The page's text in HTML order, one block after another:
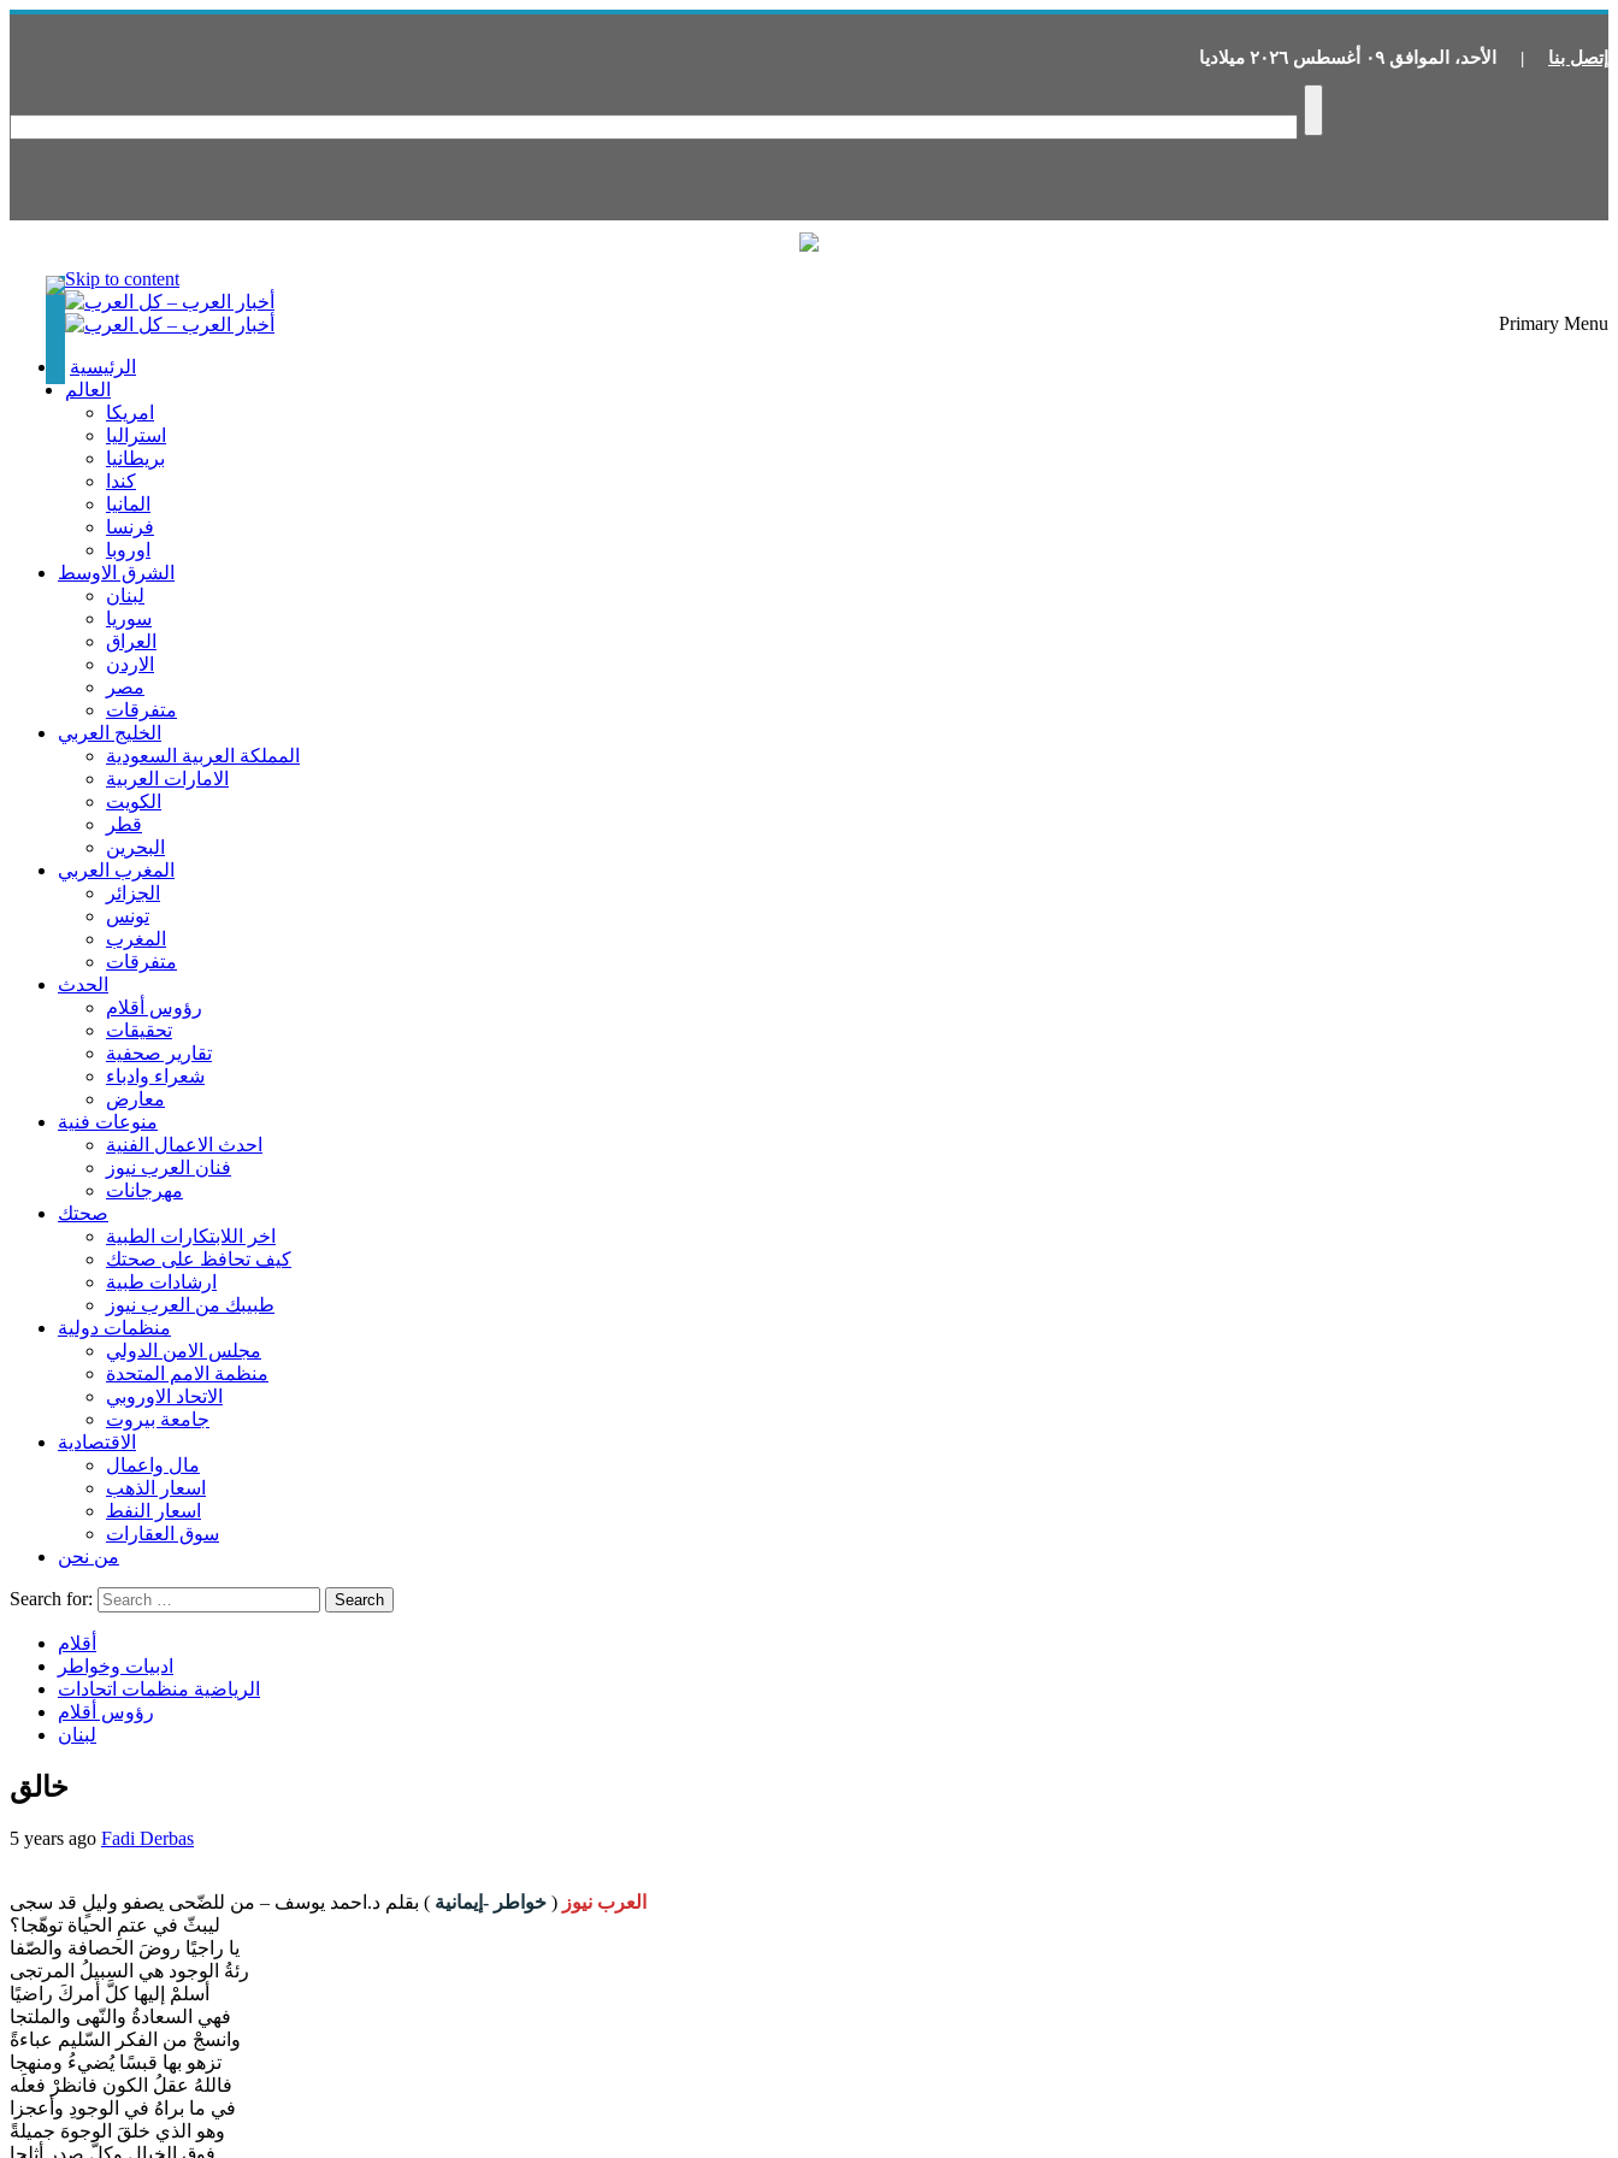
إتصل بنا | الأحد، الموافق ٠٩ أغسطس ٢٠٢٦ ميلاديا
Skip to content
Primary Menu
الرئيسية
العالم
امريكا
استراليا
بريطانيا
كندا
المانيا
فرنسا
اوروبا
الشرق الاوسط
لبنان
سوريا
العراق
الاردن
مصر
متفرقات
الخليج العربي
المملكة العربية السعودية
الامارات العربية
الكويت
قطر
البحرين
المغرب العربي
الجزائر
تونس
المغرب
متفرقات
الحدث
رؤوس أقلام
تحقيقات
تقارير صحفية
شعراء وادباء
معارض
منوعات فنية
احدث الاعمال الفنية
فنان العرب نيوز
مهرجانات
صحتك
اخر اللابتكارات الطبية
كيف تحافظ على صحتك
ارشادات طبية
طبيبك من العرب نيوز
منظمات دولية
مجلس الامن الدولي
منظمة الامم المتحدة
الاتحاد الاوروبي
جامعة بيروت
الاقتصادية
مال واعمال
اسعار الذهب
اسعار النفط
سوق العقارات
من نحن
Search for:
أقلام
ادبيات وخواطر
الرياضية منظمات اتحادات
رؤوس أقلام
لبنان
خالق
5 years ago Fadi Derbas
العرب نيوز ( خواطر -إيمانية ) بقلم د.احمد يوسف – من للضّحى يصفو وليلٍ قد سجى
ليبثّ في عتمِ الحياة توهّجا؟
يا راجيًا روضَ الحصافة والصّفا
رئةُ الوجود هي السبيلُ المرتجى
أسلمْ إليها كلَّ أمركَ راضيًا
فهي السعادةُ والنّهى والملتجا
وانسجْ من الفكر السّليم عباءةً
تزهو بها قبسًا يُضيءُ ومنهجا
فاللهُ عقلُ الكون فانظرْ فعلَه
في ما براهُ في الوجودِ وأعجزا
وهو الذي خلقَ الوجوهَ جميلةً
فوق الخيال وكلَّ صدرٍ أثلجا